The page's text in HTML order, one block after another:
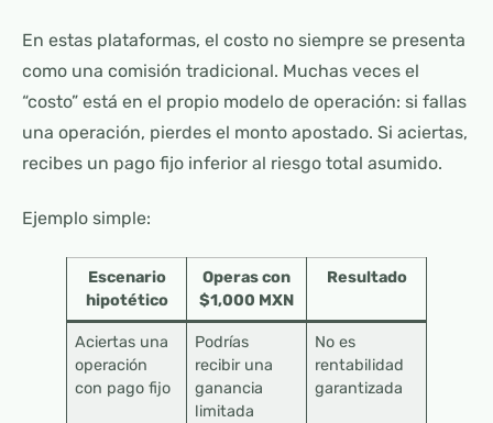
En estas plataformas, el costo no siempre se presenta
como una comisión tradicional. Muchas veces el
“costo” está en el propio modelo de operación: si fallas
una operación, pierdes el monto apostado. Si aciertas,
recibes un pago fijo inferior al riesgo total asumido.
Ejemplo simple:
Escenario
hipotético
Operas con
$1,000 MXN
Resultado
Aciertas una
operación
con pago fijo
Podrías
recibir una
ganancia
limitada
No es
rentabilidad
garantizada